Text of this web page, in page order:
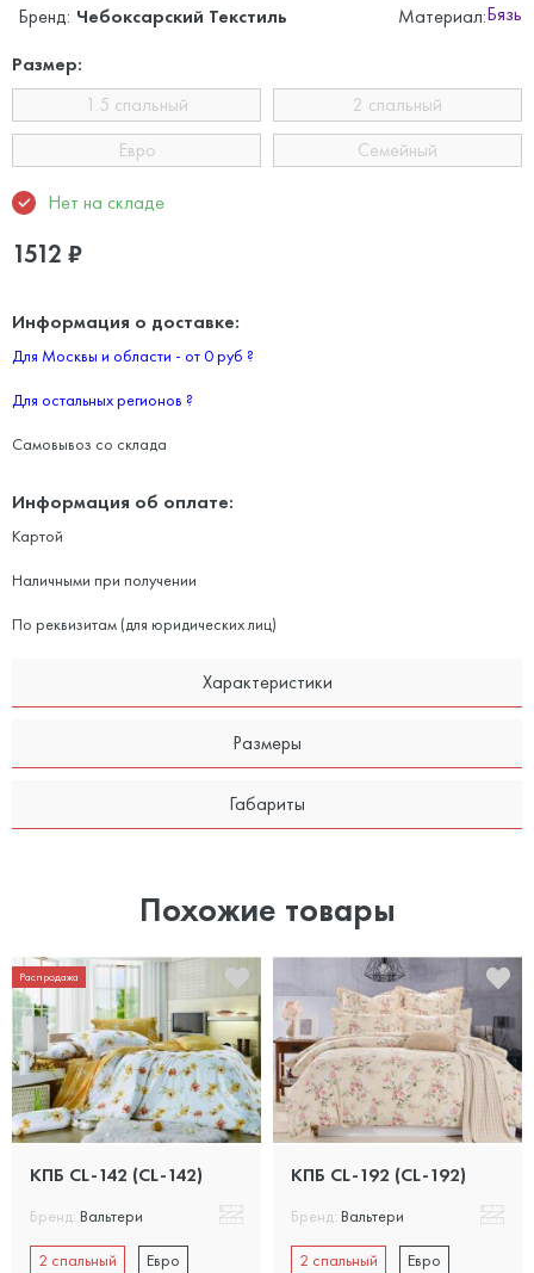
Бренд: Чебоксарский Текстиль Материал:Бязь
Размер:
1.5 спальный
2 спальный
Евро
Семейный
Нет на складе
1512 ₽
Информация о доставке:
Для Москвы и области - от 0 руб ?
Для остальных регионов ?
Самовывоз со склада
Информация об оплате:
Картой
Наличными при получении
По реквизитам (для юридических лиц)
Характеристики
Размеры
Габариты
Похожие товары
Распродажа
КПБ CL-142 (CL-142)
Бренд: Вальтери
2 спальный
Евро
КПБ CL-192 (CL-192)
Бренд: Вальтери
2 спальный
Евро